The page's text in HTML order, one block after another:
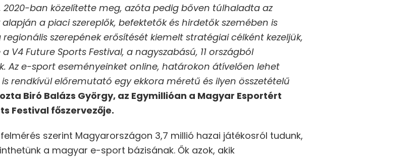
2020-ban közelítette meg, azóta pedig bőven túlhaladta az
a piaci szereplők, befektetők és hirdetők szemében is
szerepének erősítését kiemelt stratégiai célként kezeljük,
V4 Future Sports Festival, a nagyszabású, 11 országból
Az e-sport eseményeinket online, határokon átívelően lehet
rendkívül előremutató egy ekkora méretű és ilyen összetételű
Biró Balázs György, az Egymillióan a Magyar Esportért
Festival főszervezője.
szerint Magyarországon 3,7 millió hazai játékosról tudunk,
a magyar e-sport bázisának. Ők azok, akik